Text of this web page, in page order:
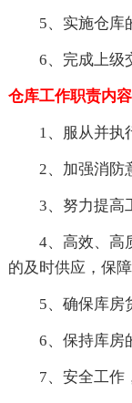
5、实施仓库
6、完成上级交
仓库工作职责内
1、服从并执行
2、加强消防意
3、努力提高
4、高效、高质
的及时供应，保
5、确保库房
6、保持库房
7、安全工作，